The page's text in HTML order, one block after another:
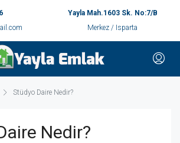
Yayla Mah.1603 Sk. No:7/B
Merkez / Isparta
Stüdyo Daire Nedir?
Nedir?